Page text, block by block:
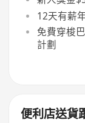
12天有薪
免費穿梭
計劃
便利店送貨